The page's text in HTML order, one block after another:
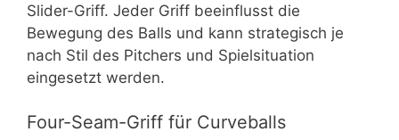
Slider-Griff. Jeder Griff beeinflusst die
Bewegung des Balls und kann strategisch je
nach Stil des Pitchers und Spielsituation
eingesetzt werden.
Four-Seam-Griff für Curveballs